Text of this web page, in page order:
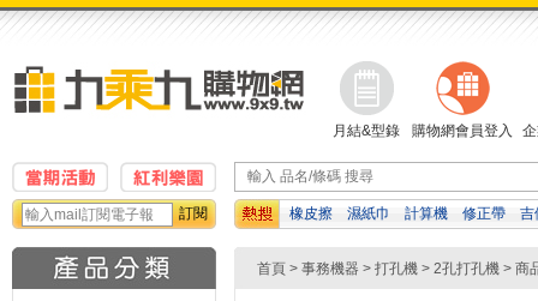
月結&型錄 購物網會員登入
訂閱 橡皮擦 濕紙巾 計算機 修正帶
吉
首頁 > 事務機器 > 打孔機 > 2孔打孔機 > 商